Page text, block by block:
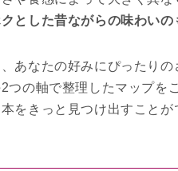
とした昔ながらの味わいの
あなたの好みにぴったり
つの軸で整理したマップを
をきっと見つけ出すことが